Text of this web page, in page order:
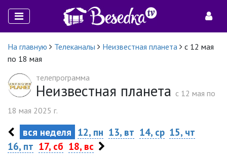
На главную Телеканалы Неизвестная планета
с 12 мая
по 18 мая
телепрограмма
Неизвестная планета c 12 мая по
18 мая 2025 г.
вся неделя 12, пн 13, вт 14, ср 15, чт
16, пт 17, сб 18, вс